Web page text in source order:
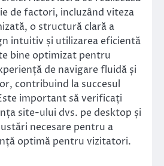
de factori, incluzând viteza
o structură clară a
intuitiv și utilizarea eficientă
bine optimizat pentru
de navigare fluidă și
contribuind la succesul
important să verificați
site-ului dvs. pe desktop și
necesare pentru a
optimă pentru vizitatori.